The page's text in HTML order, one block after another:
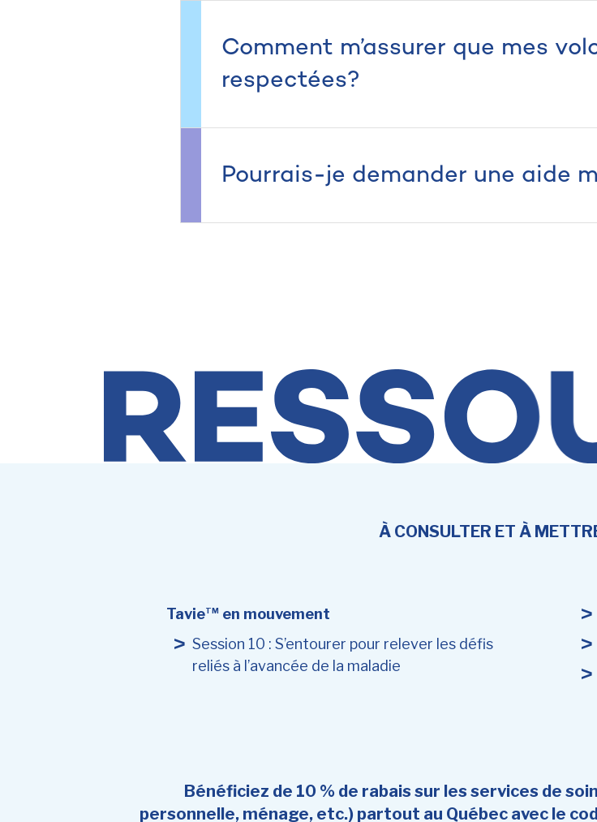
Comment m’assurer que mes
respectées?
Pourrais-je demander une aide
À CONSULTER ET À
TavieTMen mouvement
Session 10 : S’entourer pour relever les défis
reliés à l’avancée de la maladie
Bénéficiez de 10 % de rabais sur les services de
personnelle, ménage, etc.) partout au Québec avec le